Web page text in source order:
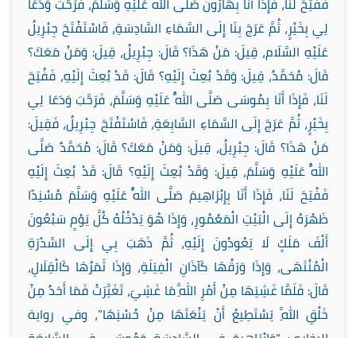
لِي بِخَيْرٍ، ثُمَّ عَرَجَ بِنَا إِلَى السَّمَاءِ السَّادِسَةِ، فَاسْتَفْتَحَ جِبْرِيلُ
عَلَيْهِ السَّلَام، قِيلَ: مَنْ هَذَا؟ قَالَ: جِبْرِيلُ، قِيلَ: وَمَنْ مَعَكَ؟
قَالَ: مُحَمَّدٌ، قِيلَ: وَقَدْ بُعِثَ إِلَيْهِ؟ قَالَ: قَدْ بُعِثَ إِلَيْهِ، فَفُتِحَ
لَنَا، فَإِذَا أَنَا بِمُوسَى صَلَّى اللَّهُ عَلَيْهِ وَسَلَّمَ، فَرَحَّبَ وَدَعَا لِي
بِخَيْرٍ، ثُمَّ عَرَجَ إِلَى السَّمَاءِ السَّابِعَةِ، فَاسْتَفْتَحَ جِبْرِيلُ، فَقِيلَ:
مَنْ هَذَا؟ قَالَ: جِبْرِيلُ، قِيلَ: وَمَنْ مَعَكَ؟ قَالَ: مُحَمَّدٌ صَلَّى
اللَّهُ عَلَيْهِ وَسَلَّمَ، قِيلَ: وَقَدْ بُعِثَ إِلَيْهِ؟ قَالَ: قَدْ بُعِثَ إِلَيْهِ
فَفُتِحَ لَنَا، فَإِذَا أَنَا بِإِبْرَاهِيمَ صَلَّى اللَّهُ عَلَيْهِ وَسَلَّمَ مُسْنِدًا
ظَهْرَهُ إِلَى الْبَيْتِ الْمَعْمُورِ، وَإِذَا هُوَ يَدْخُلُهُ كُلَّ يَوْمٍ سَبْعُونَ
أَلْفَ مَلَكٍ لَا يَعُودُونَ إِلَيْهِ، ثُمَّ ذَهَبَ بِي إِلَى السِّدْرَةِ
الْمُنْتَهَى، وَإِذَا وَرَقُهَا كَآذَانِ الْفِيَلَةِ، وَإِذَا ثَمَرُهَا كَالْقِلَالِ،
قَالَ: فَلَمَّا غَشِيَهَا مِنْ أَمْرِ اللَّهِ مَا غَشِيَ، تَغَيَّرَتْ فَمَا أَحَدٌ مِنْ
خَلْقِ اللَّهِ يَسْتَطِيعُ أَنْ يَنْعَتَهَا مِنْ حُسْنِهَا”، وفي رواية